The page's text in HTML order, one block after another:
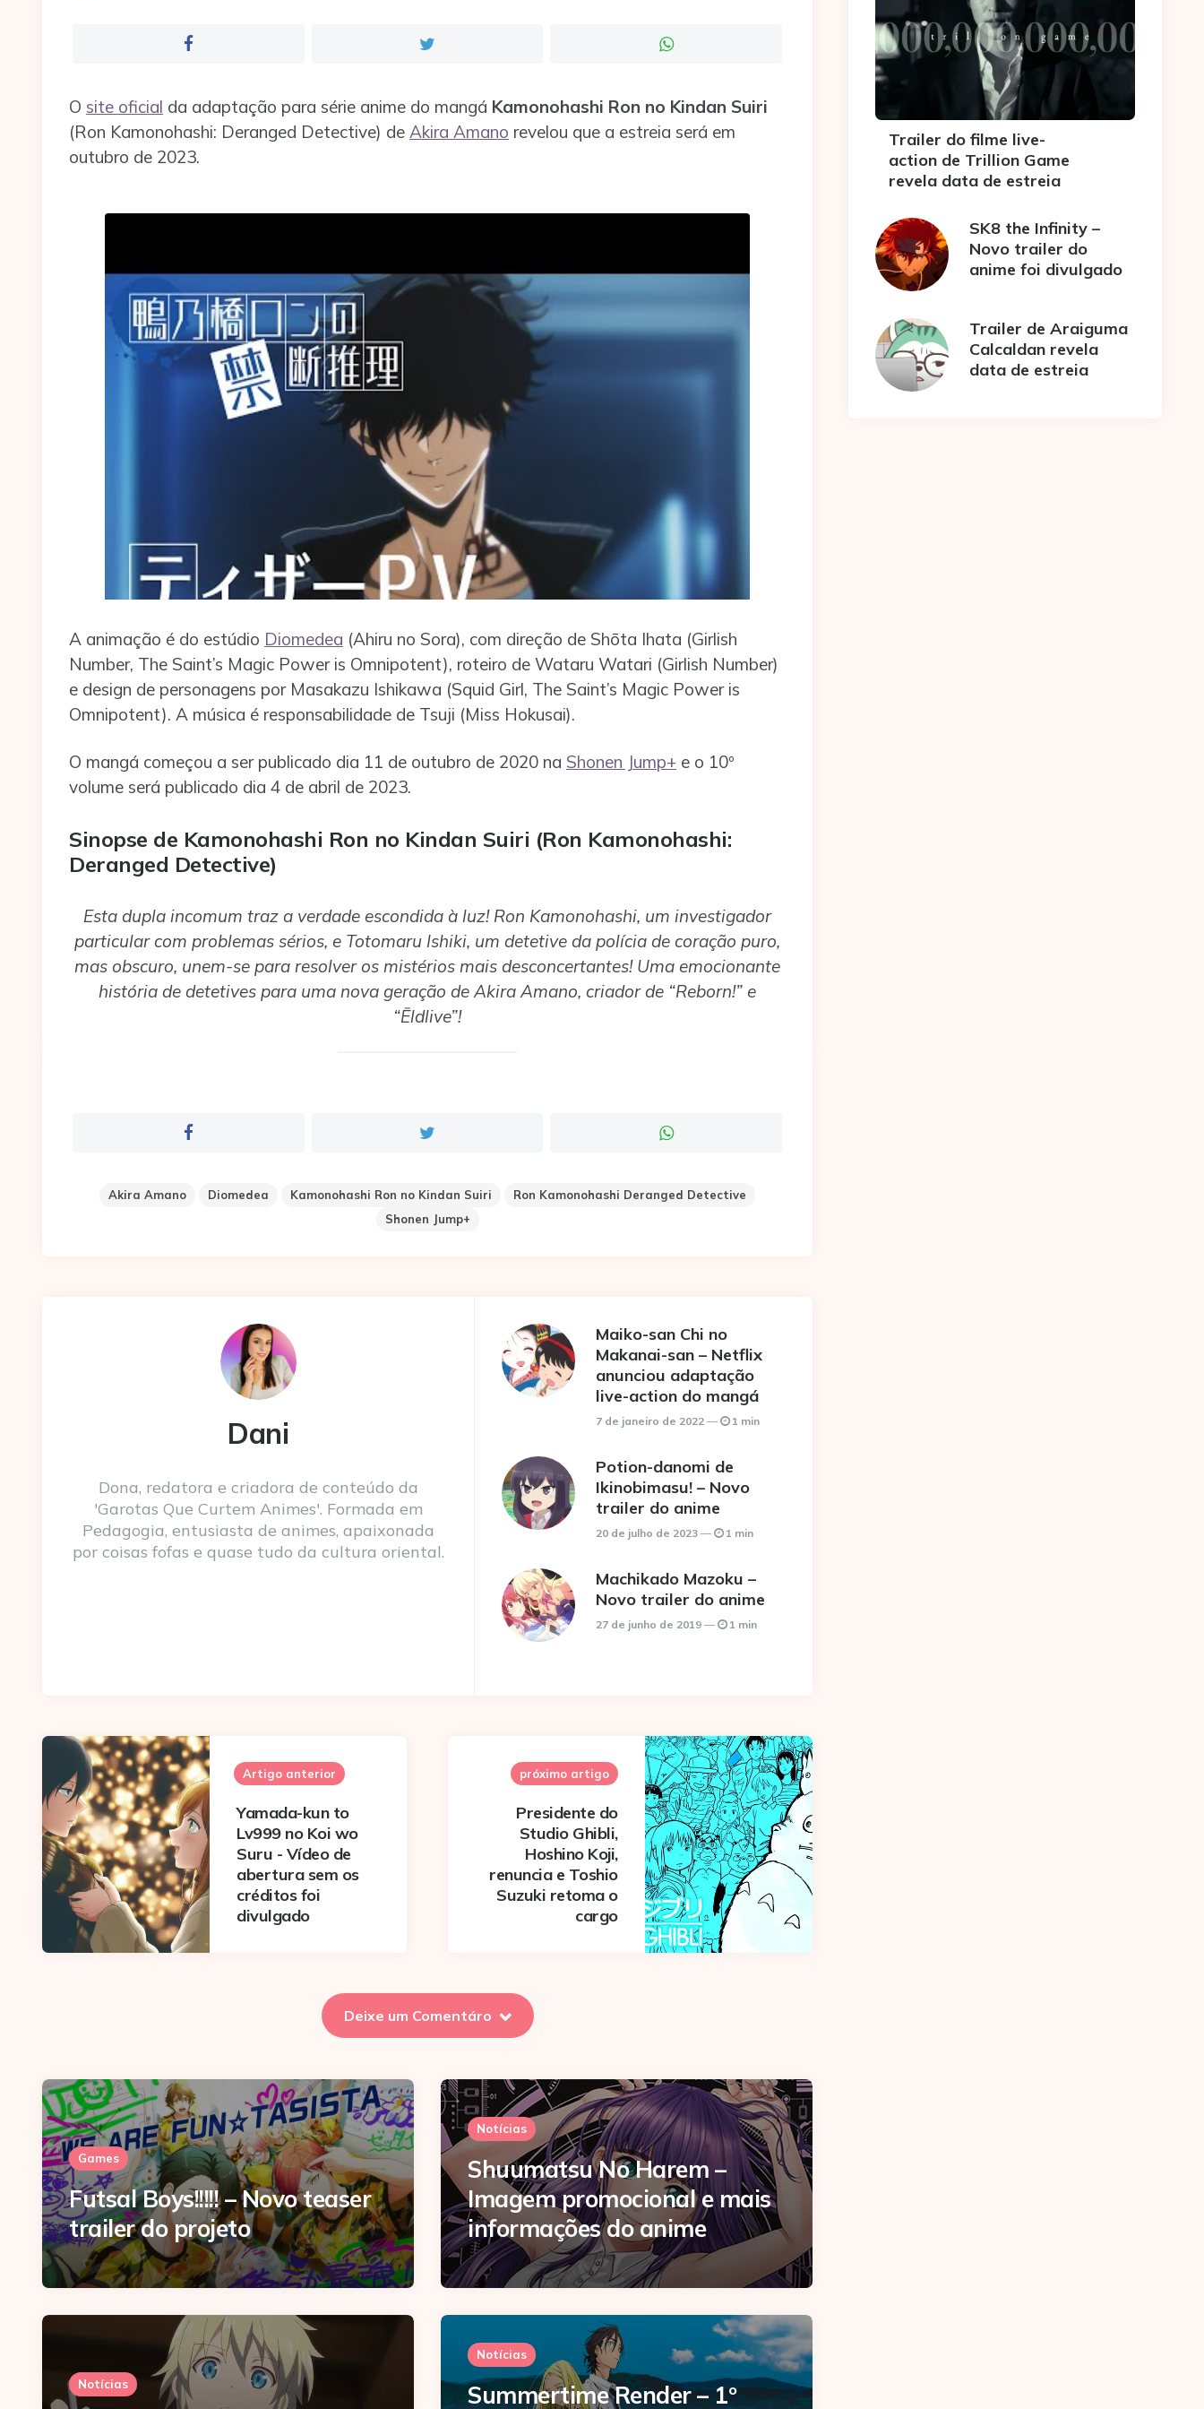
O site oficial da adaptação para série anime do mangá Kamonohashi Ron no Kindan Suiri
(Ron Kamonohashi: Deranged Detective) de Akira Amano revelou que a estreia será em
outubro de 2023.
A animação é do estúdio Diomedea (Ahiru no Sora), com direção de Shōta Ihata (Girlish
Number, The Saint’s Magic Power is Omnipotent), roteiro de Wataru Watari (Girlish Number)
e design de personagens por Masakazu Ishikawa (Squid Girl, The Saint’s Magic Power is
Omnipotent). A música é responsabilidade de Tsuji (Miss Hokusai).
O mangá começou a ser publicado dia 11 de outubro de 2020 na Shonen Jump+ e o 10º
volume será publicado dia 4 de abril de 2023.
Sinopse de Kamonohashi Ron no Kindan Suiri (Ron Kamonohashi:
Deranged Detective)
Esta dupla incomum traz a verdade escondida à luz! Ron Kamonohashi, um investigador
particular com problemas sérios, e Totomaru Ishiki, um detetive da polícia de coração puro,
mas obscuro, unem-se para resolver os mistérios mais desconcertantes! Uma emocionante
história de detetives para uma nova geração de Akira Amano, criador de “Reborn!” e
“Ēldlive”!
Akira Amano Diomedea Kamonohashi Ron no Kindan Suiri
Ron Kamonohashi Deranged Detective
Shonen Jump+
Dani
Dona, redatora e criadora de conteúdo da
'Garotas Que Curtem Animes'. Formada em
Pedagogia, entusiasta de animes, apaixonada
por coisas fofas e quase tudo da cultura oriental.
Maiko-san Chi no
Makanai-san – Netflix
anunciou adaptação
live-action do mangá
7 de janeiro de 2022 1 min
Potion-danomi de
Ikinobimasu! – Novo
trailer do anime
20 de julho de 2023 1 min
Machikado Mazoku –
Novo trailer do anime
27 de junho de 2019 1 min
Post
navigation
Artigo anterior
Yamada-kun to
Lv999 no Koi wo
Suru - Vídeo de
abertura sem os
créditos foi
divulgado
próximo artigo
Presidente do
Studio Ghibli,
Hoshino Koji,
renuncia e Toshio
Suzuki retoma o
cargo
Deixe um Comentáro
Games
Futsal Boys!!!!! – Novo teaser
trailer do projeto
Notícias
Shuumatsu No Harem –
Imagem promocional e mais
informações do anime
Notícias
Notícias
Summertime Render – 1º
Trailer do filme live-
action de Trillion Game
revela data de estreia
SK8 the Infinity –
Novo trailer do
anime foi divulgado
Trailer de Araiguma
Calcaldan revela
data de estreia